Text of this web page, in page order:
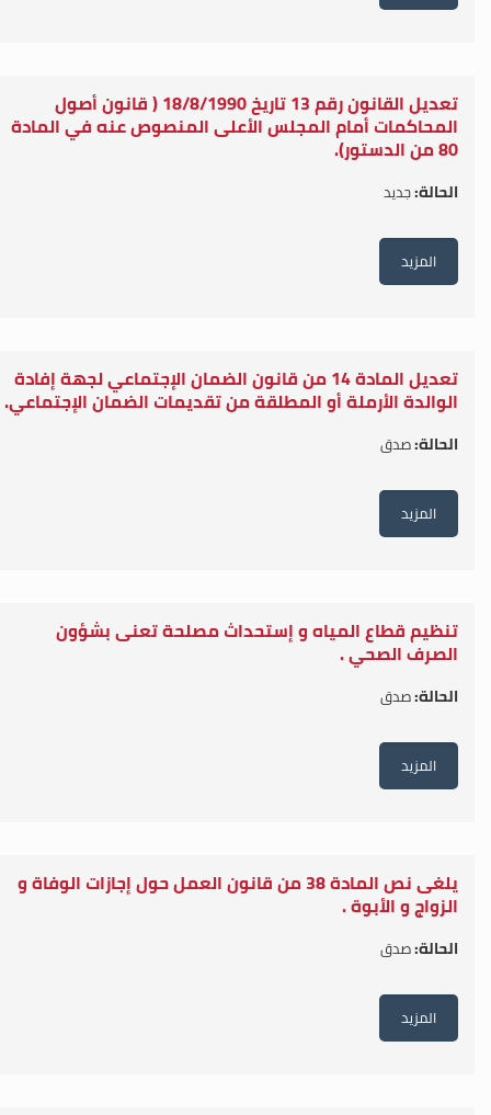
تعديل القانون رقم 13 تاريخ 18/8/1990 ( قانون أصول
المحاكمات أمام المجلس الأعلى المنصوص عنه في المادة
80 من الدستور).
الحالة:جديد
المزيد
تعديل المادة 14 من قانون الضمان الإجتماعي لجهة إفادة
الوالدة الأرملة أو المطلقة من تقديمات الضمان الإجتماعي.
الحالة:صدق
المزيد
تنظيم قطاع المياه و إستحداث مصلحة تعنى بشؤون
الصرف الصحي .
الحالة:صدق
المزيد
يلغى نص المادة 38 من قانون العمل حول إجازات الوفاة و
الزواج و الأبوة .
الحالة:صدق
المزيد